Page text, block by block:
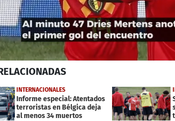
INTERNACIONALES
Informe especial: Atentados
terroristas en Bélgica deja
al menos 34 muertos